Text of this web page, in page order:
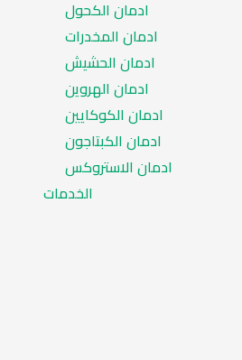
ادمان الكحول
ادمان المخدرات
ادمان الحشيش
ادمان الهروين
ادمان الكوكايين
ادمان الكبتاجون
ادمان الاستروكس
الخدمات